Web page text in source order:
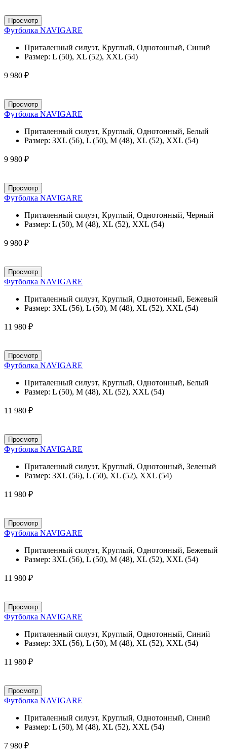
Просмотр
Футболка NAVIGARE
Приталенный силуэт, Круглый, Однотонный, Синий
Размер: L (50), XL (52), XXL (54)
9 980 ₽
Просмотр
Футболка NAVIGARE
Приталенный силуэт, Круглый, Однотонный, Белый
Размер: 3XL (56), L (50), M (48), XL (52), XXL (54)
9 980 ₽
Просмотр
Футболка NAVIGARE
Приталенный силуэт, Круглый, Однотонный, Черный
Размер: L (50), M (48), XL (52), XXL (54)
9 980 ₽
Просмотр
Футболка NAVIGARE
Приталенный силуэт, Круглый, Однотонный, Бежевый
Размер: 3XL (56), L (50), M (48), XL (52), XXL (54)
11 980 ₽
Просмотр
Футболка NAVIGARE
Приталенный силуэт, Круглый, Однотонный, Белый
Размер: L (50), M (48), XL (52), XXL (54)
11 980 ₽
Просмотр
Футболка NAVIGARE
Приталенный силуэт, Круглый, Однотонный, Зеленый
Размер: 3XL (56), L (50), XL (52), XXL (54)
11 980 ₽
Просмотр
Футболка NAVIGARE
Приталенный силуэт, Круглый, Однотонный, Бежевый
Размер: 3XL (56), L (50), M (48), XL (52), XXL (54)
11 980 ₽
Просмотр
Футболка NAVIGARE
Приталенный силуэт, Круглый, Однотонный, Синий
Размер: 3XL (56), L (50), M (48), XL (52), XXL (54)
11 980 ₽
Просмотр
Футболка NAVIGARE
Приталенный силуэт, Круглый, Однотонный, Синий
Размер: L (50), M (48), XL (52), XXL (54)
7 980 ₽